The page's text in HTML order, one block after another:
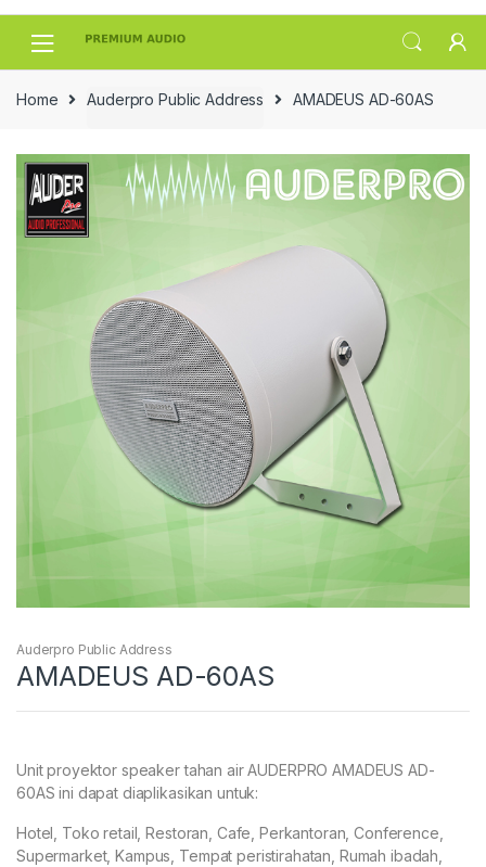
Skip
Skip
Home Auderpro Public Address AMADEUS AD-60AS
Auderpro Public Address
AMADEUS AD-60AS
Unit proyektor speaker tahan air AUDERPRO AMADEUS AD-
60AS ini dapat diaplikasikan untuk:
Hotel, Toko retail, Restoran, Cafe, Perkantoran, Conference,
Supermarket, Kampus, Tempat peristirahatan, Rumah ibadah,